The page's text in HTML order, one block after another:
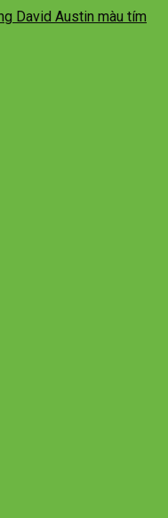
David Austin màu tím